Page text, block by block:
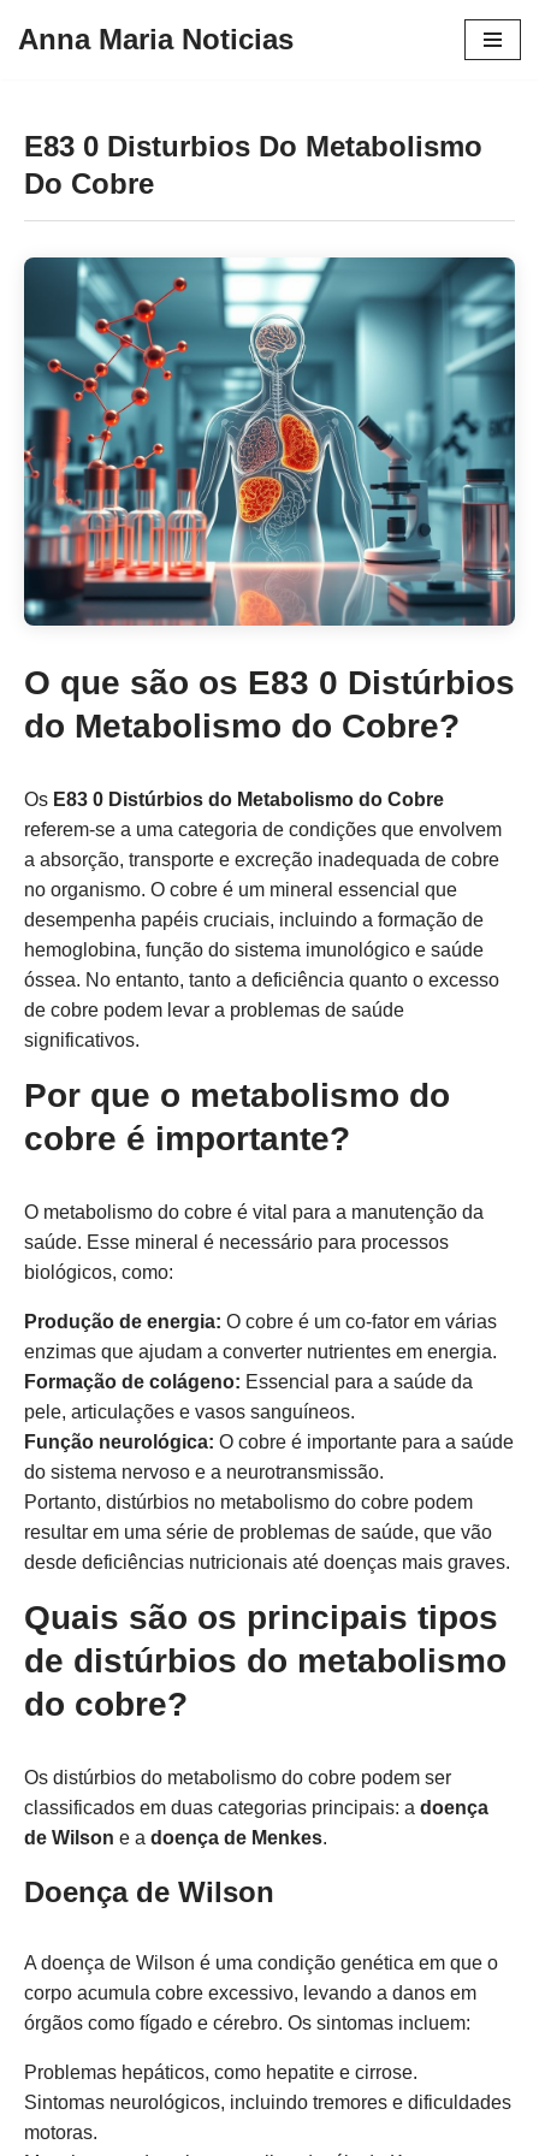
conteúdo
Anna Maria Noticias
E83 0 Disturbios Do Metabolismo
Do Cobre
O que são os E83 0 Distúrbios
do Metabolismo do Cobre?
Os E83 0 Distúrbios do Metabolismo do Cobre
referem-se a uma categoria de condições que envolvem
a absorção, transporte e excreção inadequada de cobre
no organismo. O cobre é um mineral essencial que
desempenha papéis cruciais, incluindo a formação de
hemoglobina, função do sistema imunológico e saúde
óssea. No entanto, tanto a deficiência quanto o excesso
de cobre podem levar a problemas de saúde
significativos.
Por que o metabolismo do
cobre é importante?
O metabolismo do cobre é vital para a manutenção da
saúde. Esse mineral é necessário para processos
biológicos, como:
Produção de energia: O cobre é um co-fator em várias
enzimas que ajudam a converter nutrientes em energia.
Formação de colágeno: Essencial para a saúde da
pele, articulações e vasos sanguíneos.
Função neurológica: O cobre é importante para a saúde
do sistema nervoso e a neurotransmissão.
Portanto, distúrbios no metabolismo do cobre podem
resultar em uma série de problemas de saúde, que vão
desde deficiências nutricionais até doenças mais graves.
Quais são os principais tipos
de distúrbios do metabolismo
do cobre?
Os distúrbios do metabolismo do cobre podem ser
classificados em duas categorias principais: a doença
de Wilson e a doença de Menkes.
Doença de Wilson
A doença de Wilson é uma condição genética em que o
corpo acumula cobre excessivo, levando a danos em
órgãos como fígado e cérebro. Os sintomas incluem:
Problemas hepáticos, como hepatite e cirrose.
Sintomas neurológicos, incluindo tremores e dificuldades
motoras.